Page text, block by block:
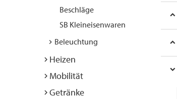
Beschläge
SB Kleineisenwaren
Beleuchtung
Heizen
Mobilität
Getränke